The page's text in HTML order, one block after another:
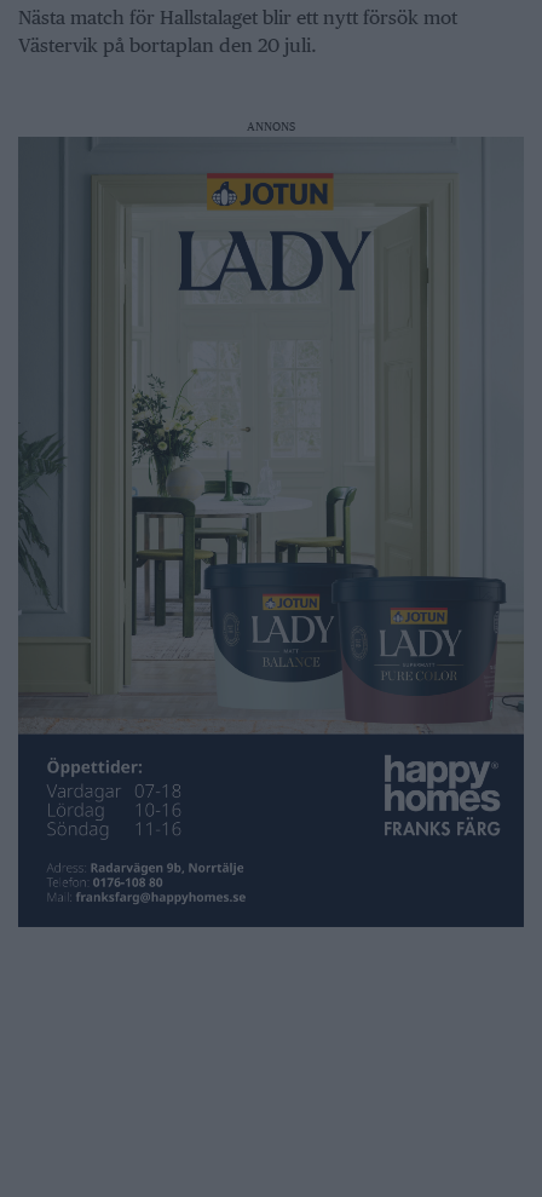
Nästa match för Hallstalaget blir ett nytt försök mot
Västervik på bortaplan den 20 juli.
ANNONS